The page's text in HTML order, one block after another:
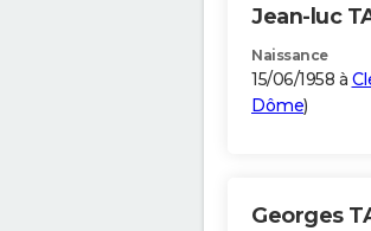
Jean-luc
Naissance
15/06/1958 à
Dôme)
Georges